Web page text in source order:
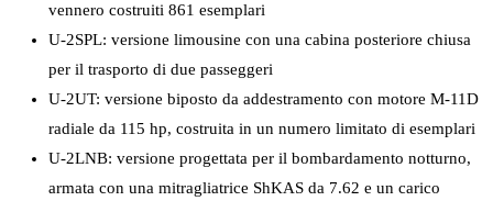
vennero costruiti 861 esemplari
U-2SPL: versione limousine con una cabina posteriore chiusa
per il trasporto di due passeggeri
U-2UT: versione biposto da addestramento con motore M-11D
radiale da 115 hp, costruita in un numero limitato di esemplari
U-2LNB: versione progettata per il bombardamento notturno,
armata con una mitragliatrice ShKAS da 7.62 e un carico